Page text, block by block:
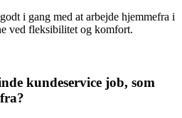
i gang med at arbejde hjemmefra i
ved fleksibilitet og komfort.
kundeservice job, som